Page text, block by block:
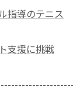
指導のテニス
支援に挑戦